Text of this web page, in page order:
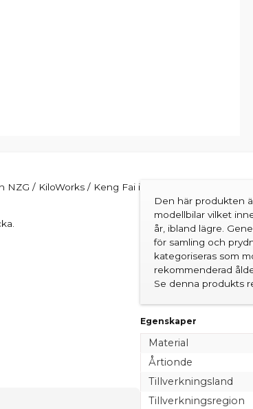
NZG / KiloWorks / Keng Fai i
Den här produkten
modellbilar vilket
år, ibland lägre.
för samling och
kategoriseras som
rekommenderad
Se denna produkts
Egenskaper
Material
Årtionde
Tillverkningsland
Tillverkningsregion